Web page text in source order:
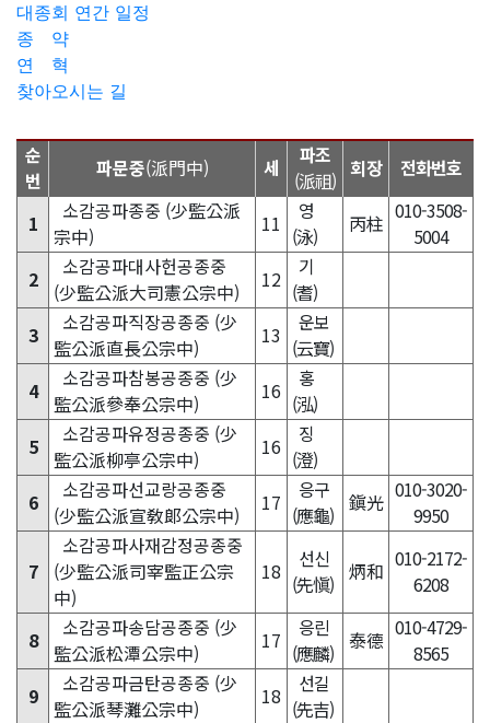
대종회 연간 일정
종 약
연 혁
찾아오시는 길
순
번
파문중(派門中) 세
파조
(派祖) 회장 전화번호
1
소감공파종중 (少監公派
宗中)
11
영
(泳)
丙柱 010-3508-
5004
2
소감공파대사헌공종중
(少監公派大司憲公宗中)
12
기
(耆)
3
소감공파직장공종중 (少
監公派直長公宗中)
13
운보
(云寶)
4
소감공파참봉공종중 (少
監公派參奉公宗中)
16
홍
(泓)
5
소감공파유정공종중 (少
監公派柳亭公宗中)
16
징
(澄)
6
소감공파선교랑공종중
(少監公派宣敎郞公宗中)
17
응구
(應龜) 鎭光 010-3020-
9950
7
소감공파사재감정공종중
(少監公派司宰監正公宗
中)
18
선신
(先愼) 炳和 010-2172-
6208
8
소감공파송담공종중 (少
監公派松潭公宗中)
17
응린
(應麟) 泰德 010-4729-
8565
9
소감공파금탄공종중 (少
監公派琴灘公宗中)
18
선길
(先吉)